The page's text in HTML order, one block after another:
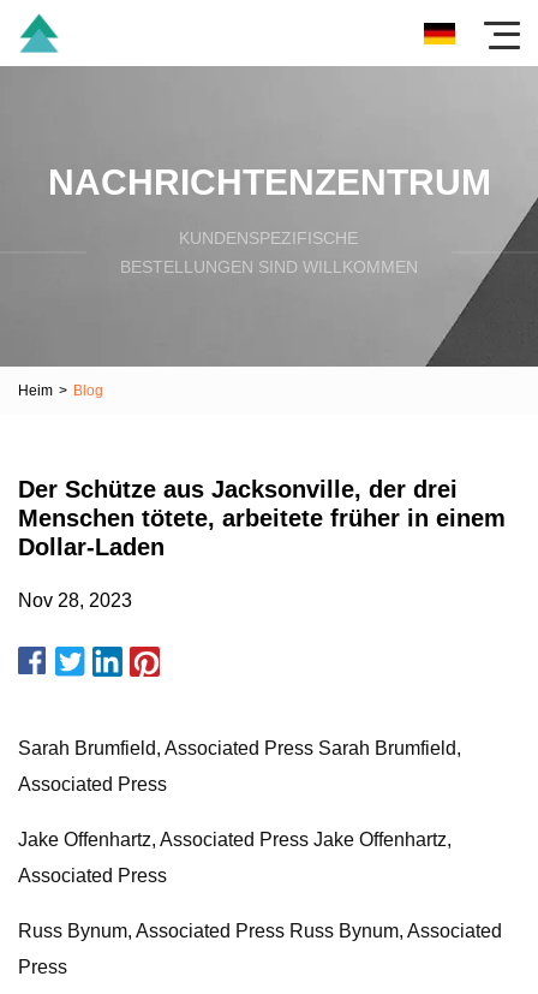
NACHRICHTENZENTRUM
KUNDENSPEZIFISCHE
BESTELLUNGEN SIND WILLKOMMEN
Heim > Blog
Der Schütze aus Jacksonville, der drei
Menschen tötete, arbeitete früher in einem
Dollar-Laden
Nov 28, 2023
Sarah Brumfield, Associated Press Sarah Brumfield,
Associated Press
Jake Offenhartz, Associated Press Jake Offenhartz,
Associated Press
Russ Bynum, Associated Press Russ Bynum, Associated
Press